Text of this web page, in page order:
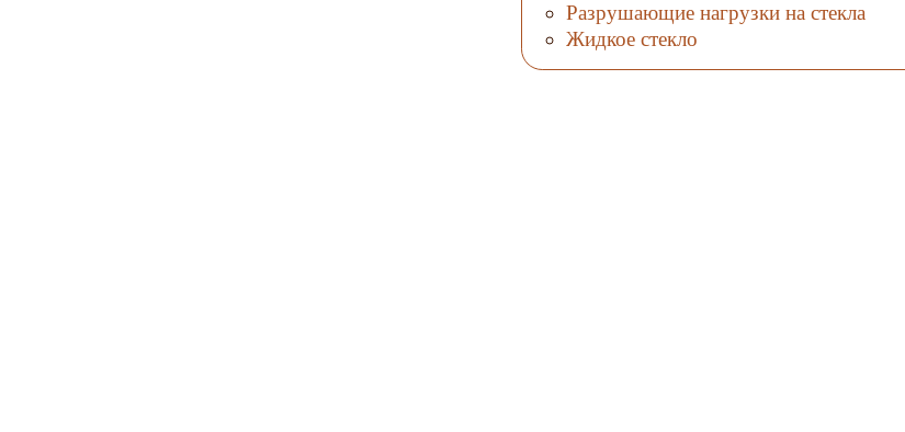
Разрушающие нагрузки на стекла
Жидкое стекло